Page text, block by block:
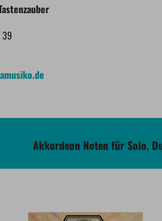
39
Akkordeon Noten für Solo,